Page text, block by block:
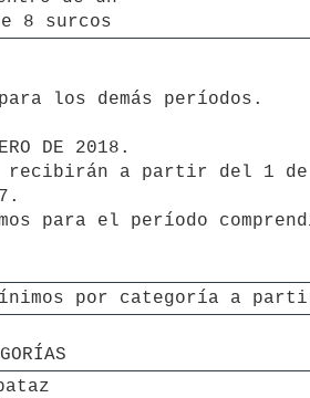
8 surcos
los demás períodos.
DE 2018.
a partir del 1 de
para el período
por categoría a